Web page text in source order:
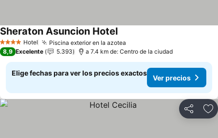
4 EstrellasHotel Piscina exterior en la azotea
Sheraton Asuncion HotelVer precios
8,9 Excelente 5.393 a 7.4 km de: Centro de la ciudad
Elige fechas para ver los precios exactos
Ver precios
Compartir